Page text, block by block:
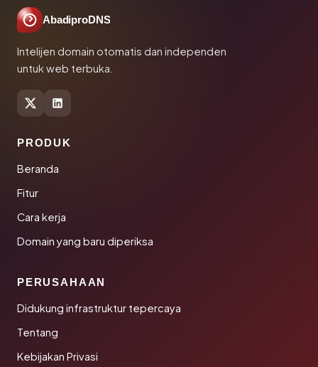
AbadiproDNS
Intelijen domain otomatis dan independen
untuk web terbuka.
PRODUK
Beranda
Fitur
Cara kerja
Domain yang baru diperiksa
PERUSAHAAN
Didukung infrastruktur tepercaya
Tentang
Kebijakan Privasi